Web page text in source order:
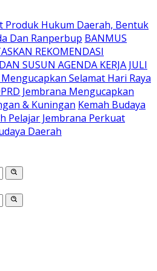
Produk Hukum Daerah, Bentuk
Dan Ranperbup BANMUS
REKOMENDASI
SUSUN AGENDA KERJA JULI
Selamat Hari Raya
Jembrana Mengucapkan
& Kuningan Kemah Budaya
Pelajar Jembrana Perkuat
Daerah